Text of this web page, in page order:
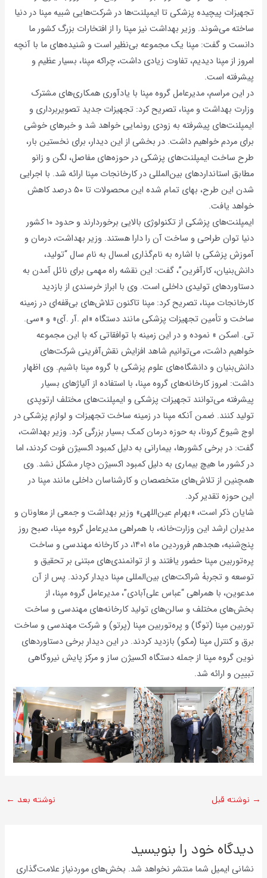
تجهیزات پیچیده پزشکی تا ایمپلنت‌ها در شرکت‌هایی شبیه مپنا در دنیا
ساخته می‌شوند. وزیر بهداشت نیز مپنا را از افتخارات بزرگ کشور ما
دانست و گفت: مپنا یک مجموعه بی‌نظیر است و شنیده‌های ما با آنچه
امروز از مپنا دیدیم، تفاوت زیادی داشت، چراکه مپنا، بسیار عظیم و
پیشرفته است.
در این مراسم، مدیرعامل گروه مپنا با یادآوری همکاری‌های مشترک
وزارت بهداشت و مپنا، تصریح کرد: تجهیزات جدید تصویربرداری و
ایمپلنت‌های پیشرفته به زودی رونمایی خواهد شد و خبرهای خوشی
برای مردم خواهیم داشت. در بخشی از این دیدار، برای نخستین بار،
طرح ساخت ایمپلنت‌های پزشکی در حوزه‌های مفاصل، لگن و زانو
مطابق استانداردهای بین‌المللی در کارخانجات مپنا ارائه شد. با اجرایی
شدن این طرح، بهای تمام شده این محصولات تا ۵۰ درصد کاهش
خواهد یافت.
ایمپلنت‌های پزشکی از تکنولوژی بالایی برخوردارند و حدود ۱۰ کشور
دنیا توان طراحی و ساخت آن را دارا هستند. وزیر بهداشت، درمان و
آموزش پزشکی با اشاره به نام‌گذاری امسال به نام سال “تولید،
دانش‌بنیان، کارآفرین”، گفت: این نقشه راه مهمی برای نائل آمدن به
دستاوردهای تولیدی داخلی است. وی با ابراز خرسندی از بازدید
کارخانجات مپنا، تصریح کرد: مپنا تاکنون تلاش‌های بی‌قفه‌ای در زمینه
ساخت و تأمین تجهیزات پزشکی مانند دستگاه «ام .آر .آی» و «سی.
تی. اسکن » نموده و در این زمینه با توافقاتی که با این مجموعه
خواهیم داشت، می‌توانیم شاهد افزایش نقش‌آفرینی شرکت‌های
دانش‌بنیان و دانشگاه‌های علوم پزشکی با گروه مپنا باشیم. وی اظهار
داشت: امروز کارخانه‌های گروه مپنا، با استفاده از آلیاژهای بسیار
پیشرفته می‌توانند تجهیزات پزشکی و ایمپلنت‌های مختلف ارتوپدی
تولید کنند. ضمن آنکه مپنا در زمینه ساخت تجهیزات و لوازم پزشکی در
اوج شیوع کرونا، به حوزه درمان کمک بسیار بزرگی کرد. وزیر بهداشت،
گفت: در برخی کشورها، بیمارانی به دلیل کمبود اکسیژن فوت کردند، اما
در کشور ما هیچ بیماری به دلیل کمبود اکسیژن دچار مشکل نشد. وی
همچنین از تلاش‌های متخصصان و کارشناسان داخلی مانند مپنا در
این حوزه تقدیر کرد.
شایان ذکر است، «بهرام عین‌اللهی» وزیر بهداشت و جمعی از معاونان و
مدیران ارشد این وزارت‌خانه، با همراهی مدیرعامل گروه مپنا، صبح روز
پنج‌شنبه، هجدهم فروردین ماه ۱۴۰۱، در کارخانه مهندسی و ساخت
پره‌توربین مپنا حضور یافتند و از توانمندی‌های مبتنی بر تحقیق و
توسعه و تجربۀ شراکت‌های بین‌المللی مپنا دیدار کردند. پس از آن
مدعوین، با همراهی “عباس علی‌آبادی”، مدیرعامل گروه مپنا، از
بخش‌های مختلف و سالن‌های تولید کارخانه‌های مهندسی و ساخت
توربین مپنا (توگا) و پره‌توربین مپنا (پرتو) و شرکت مهندسی و ساخت
برق و کنترل مپنا (مکو) بازدید کردند. در این دیدار برخی دستاوردهای
نوین گروه مپنا از جمله دستگاه اکسیژن ساز و مرکز پایش نیروگاهی
تبیین و ارائه شد.
→ نوشته قبل نوشته بعد ←
دیدگاه‌ خود را بنویسید
نشانی ایمیل شما منتشر نخواهد شد. بخش‌های موردنیاز علامت‌گذاری